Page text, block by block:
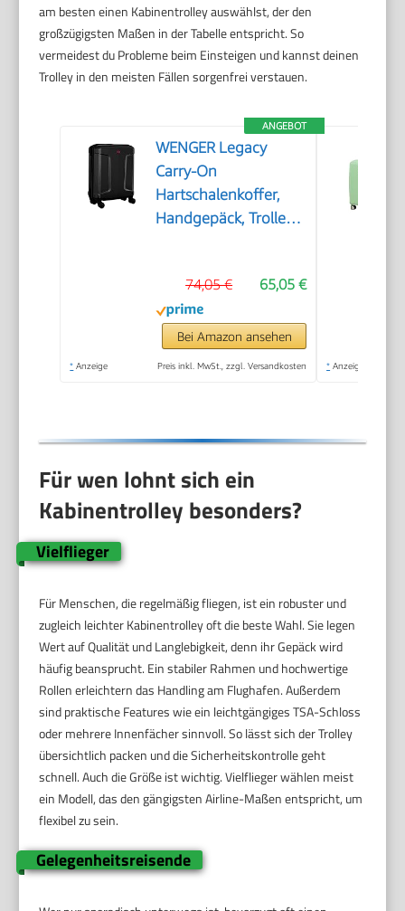
am besten einen Kabinentrolley auswählst, der den
großzügigsten Maßen in der Tabelle entspricht. So
vermeidest du Probleme beim Einsteigen und kannst deinen
Trolley in den meisten Fällen sorgenfrei verstauen.
ANGEBOT
WENGER Legacy
Carry-On
Hartschalenkoffer,
Handgepäck, Trolley,
Reisen Urlaub,
Schwarz, 610865
65,05 €
74,05 €
Bei Amazon ansehen
* Anzeige Preis inkl. MwSt., zzgl. Versandkosten * Anzeige
Für wen lohnt sich ein
Kabinentrolley besonders?
Vielflieger
Für Menschen, die regelmäßig fliegen, ist ein robuster und
zugleich leichter Kabinentrolley oft die beste Wahl. Sie legen
Wert auf Qualität und Langlebigkeit, denn ihr Gepäck wird
häufig beansprucht. Ein stabiler Rahmen und hochwertige
Rollen erleichtern das Handling am Flughafen. Außerdem
sind praktische Features wie ein leichtgängiges TSA-Schloss
oder mehrere Innenfächer sinnvoll. So lässt sich der Trolley
übersichtlich packen und die Sicherheitskontrolle geht
schnell. Auch die Größe ist wichtig. Vielflieger wählen meist
ein Modell, das den gängigsten Airline-Maßen entspricht, um
flexibel zu sein.
Gelegenheitsreisende